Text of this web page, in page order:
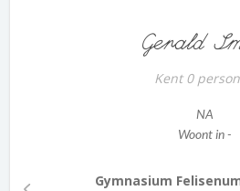
Gerald
Kent 0
NA
Woont in -
Gymnasium